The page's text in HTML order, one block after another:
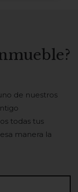
de nuestros
todas tus
manera la